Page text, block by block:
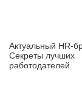
Актуальный
Секреты лучших
работодателей